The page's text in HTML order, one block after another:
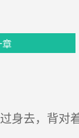
章
身去，背对